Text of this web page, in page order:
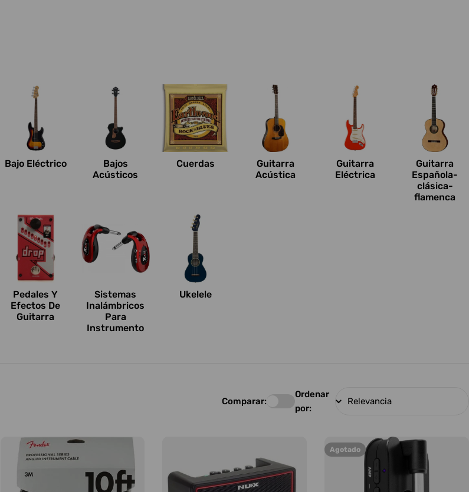
Bajo Eléctrico
Bajos
Acústicos
Cuerdas
Guitarra
Acústica
Guitarra
Eléctrica
Guitarra
Española-
clásica-
flamenca
Pedales Y
Efectos De
Guitarra
Sistemas
Inalámbricos
Para
Instrumento
Ukelele
Comparar:
Ordenar
por:
Agotado